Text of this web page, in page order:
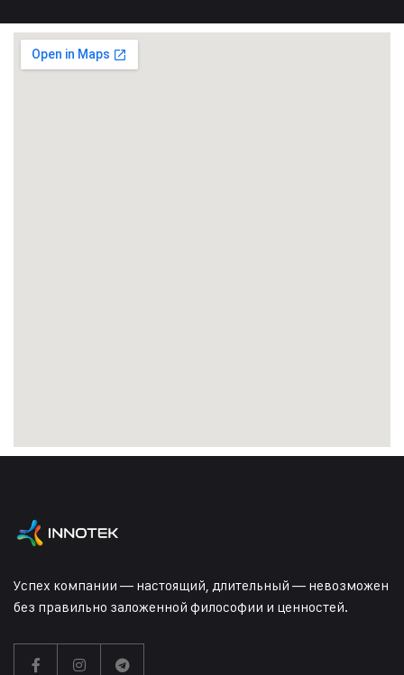
Успех компании — настоящий, длительный — невозможен
без правильно заложенной философии и ценностей.